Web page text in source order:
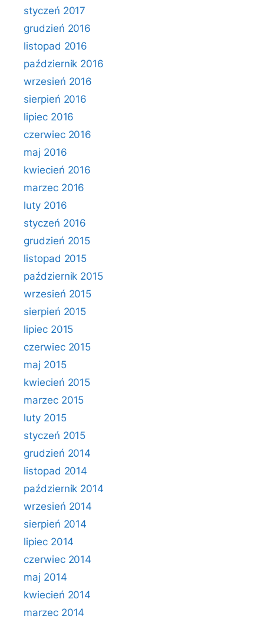
styczeń 2017
grudzień 2016
listopad 2016
październik 2016
wrzesień 2016
sierpień 2016
lipiec 2016
czerwiec 2016
maj 2016
kwiecień 2016
marzec 2016
luty 2016
styczeń 2016
grudzień 2015
listopad 2015
październik 2015
wrzesień 2015
sierpień 2015
lipiec 2015
czerwiec 2015
maj 2015
kwiecień 2015
marzec 2015
luty 2015
styczeń 2015
grudzień 2014
listopad 2014
październik 2014
wrzesień 2014
sierpień 2014
lipiec 2014
czerwiec 2014
maj 2014
kwiecień 2014
marzec 2014